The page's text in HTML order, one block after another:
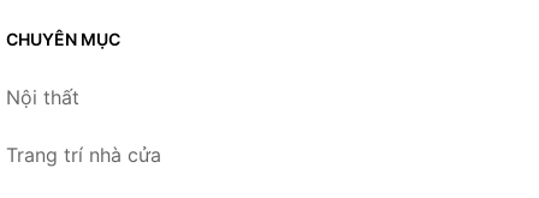
CHUYÊN MỤC
Nội thất
Trang trí nhà cửa